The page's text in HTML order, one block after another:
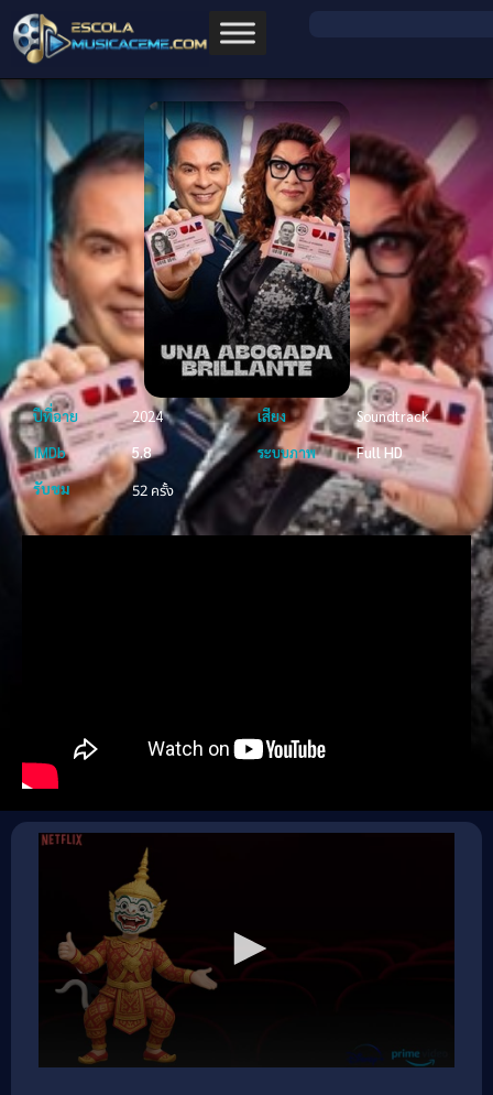
ปีที่ฉาย 2024 เสียง
Soundtrack
IMDb
5.8 ระบบภาพ
Full HD
รับชม
52 ครั้ง